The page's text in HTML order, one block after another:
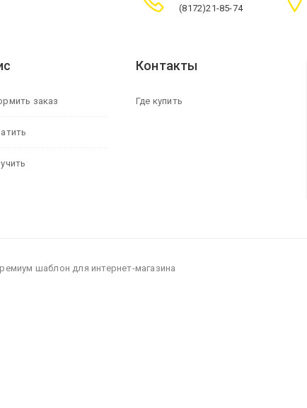
(8172)21-85-74
заказ
Контакты
Где купить
шаблон для интернет-магазина